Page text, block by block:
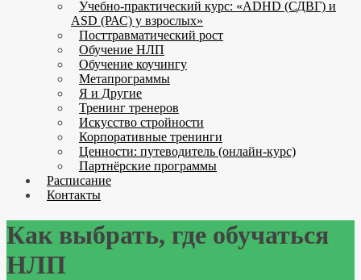
Учебно-практический курс: «ADHD (СДВГ) и
ASD (РАС) у взрослых»
Посттравматический рост
Обучение НЛП
Обучение коучингу
Метапрограммы
Я и Другие
Тренинг тренеров
Искусство стройности
Корпоративные тренинги
Ценности: путеводитель (онлайн-курс)
Партнёрские программы
Расписание
Контакты
Как выбрать, где обучаться
НЛП